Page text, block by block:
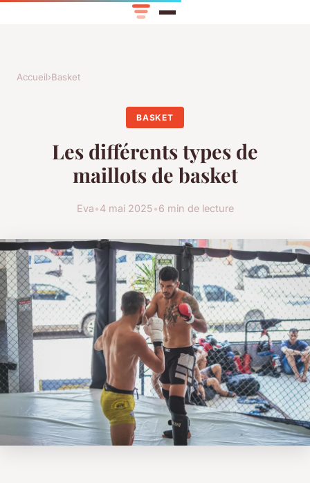
Accueil›Basket
BASKET
Les différents types de
maillots de basket
Eva•4 mai 2025•6 min de lecture